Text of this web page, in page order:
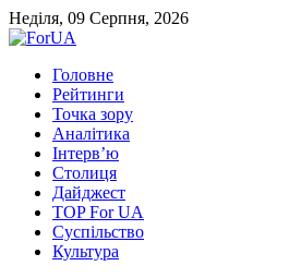
Неділя, 09 Серпня, 2026
Головне
Рейтинги
Точка зору
Аналітика
Інтерв’ю
Столиця
Дайджест
TOP For UA
Суспiльство
Культура